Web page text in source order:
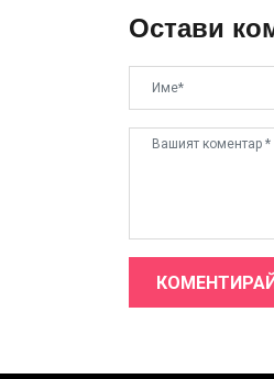
Остави
КОМЕНТИРАЙ